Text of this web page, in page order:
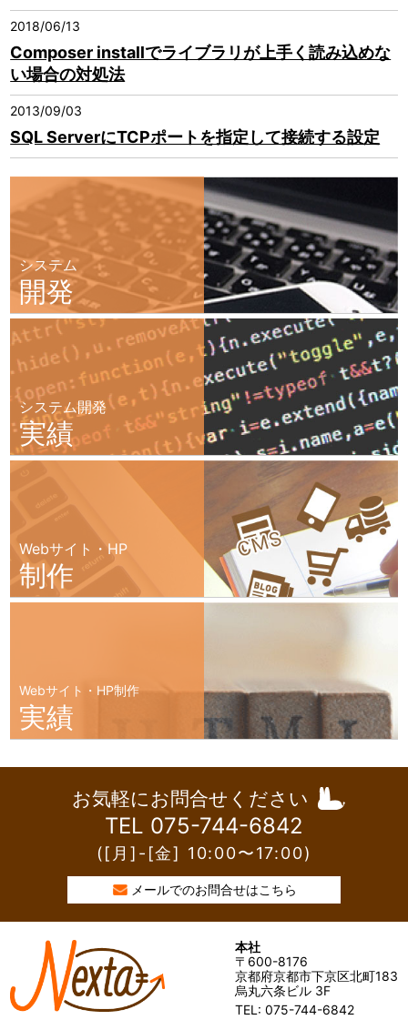
2018/06/13
Composer installでライブラリが上手く読み込めな
い場合の対処法
2013/09/03
SQL ServerにTCPポートを指定して接続する設定
システム
開発
システム開発
実績
Webサイト・HP
制作
Webサイト・HP制作
実績
お気軽にお問合せください
TEL 075-744-6842
([月]-[金] 10:00〜17:00)
メールでのお問合せはこちら
本社
〒600-8176
京都府京都市下京区北町183
烏丸六条ビル 3F
TEL: 075-744-6842